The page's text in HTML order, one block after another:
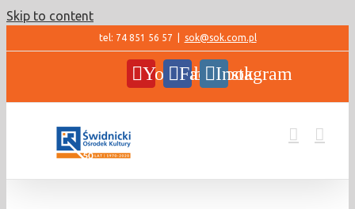
Skip to content
tel: 74 851 56 57 sok@sok.com.pl
YouTubeFacebookInstagram